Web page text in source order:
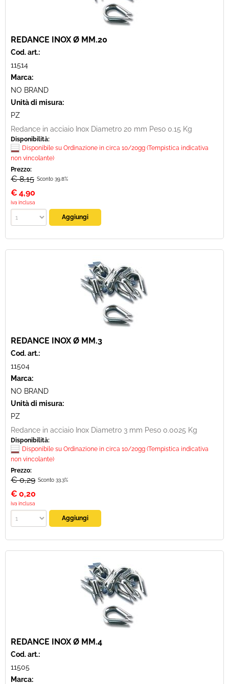
REDANCE INOX Ø MM.20
Cod. art.:
11514
Marca:
NO BRAND
Unità di misura:
PZ
Redance in acciaio Inox Diametro 20 mm Peso 0.15 Kg
Disponibilità:
Disponibile su Ordinazione in circa 10/20gg (Tempistica indicativa
non vincolante)
Prezzo:
€ 8,15 Sconto 39.8%
€ 4,90
iva inclusa
REDANCE INOX Ø MM.3
Cod. art.:
11504
Marca:
NO BRAND
Unità di misura:
PZ
Redance in acciaio Inox Diametro 3 mm Peso 0.0025 Kg
Disponibilità:
Disponibile su Ordinazione in circa 10/20gg (Tempistica indicativa
non vincolante)
Prezzo:
€ 0,29 Sconto 33.3%
€ 0,20
iva inclusa
REDANCE INOX Ø MM.4
Cod. art.:
11505
Marca: